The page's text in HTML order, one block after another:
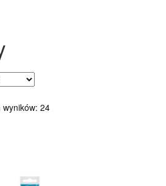
wyników: 24Posortowane